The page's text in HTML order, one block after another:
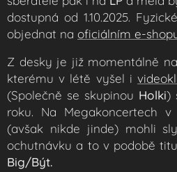
dostupná od 1.10.2025.
objednat na oficiálním e-
Z desky je již momentálně
kterému v létě vyšel i
(Společně se skupinou Holki)
roku. Na Megakoncertech
(avšak nikde jinde) mohli
ochutnávku a to v podobě
Big/Být.